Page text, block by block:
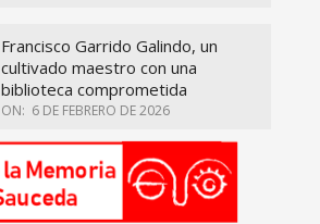
Francisco Garrido Galindo, un
cultivado maestro con una
biblioteca comprometida
ON: 6 DE FEBRERO DE 2026